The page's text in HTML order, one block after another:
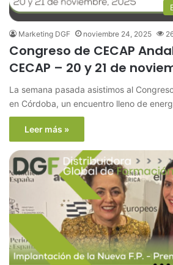
Marketing DGF noviembre 24, 2025
Congreso de CECAP
CECAP – 20 y 21 de
La semana pasada asistimos al
en Córdoba, un encuentro lleno de
Leer más »